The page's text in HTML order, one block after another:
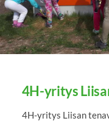
4H-yritys
4H-yritys Liisan